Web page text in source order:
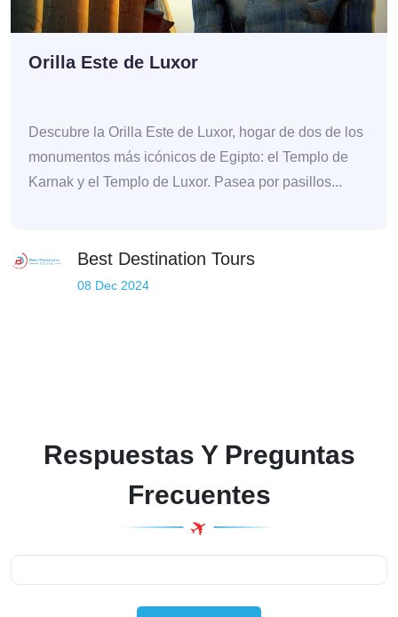
Orilla Este de Luxor
Descubre la Orilla Este de Luxor, hogar de dos de los
monumentos más icónicos de Egipto: el Templo de
Karnak y el Templo de Luxor. Pasea por pasillos...
Best Destination Tours
08 Dec 2024
Respuestas Y Preguntas
Frecuentes